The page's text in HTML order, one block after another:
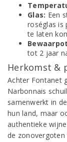
Glas: Een
roséglas is
te laten
tot 2 jaar
Herkomst &
Achter Fontanet
Narbonnais
samenwerkt in
hun land, maar
authentieke
de